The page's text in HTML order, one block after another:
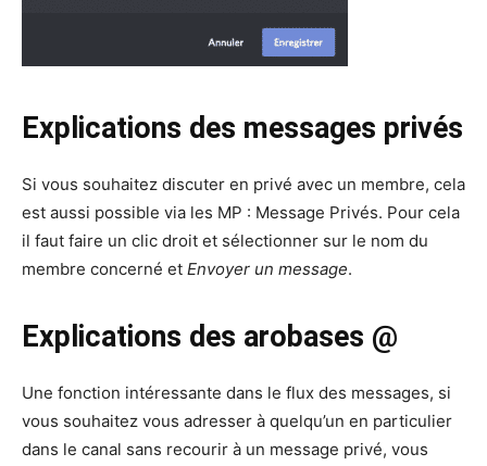
Explications des messages privés
Si vous souhaitez discuter en privé avec un membre, cela
est aussi possible via les MP : Message Privés. Pour cela
il faut faire un clic droit et sélectionner sur le nom du
membre concerné et Envoyer un message.
Explications des arobases @
Une fonction intéressante dans le flux des messages, si
vous souhaitez vous adresser à quelqu’un en particulier
dans le canal sans recourir à un message privé, vous